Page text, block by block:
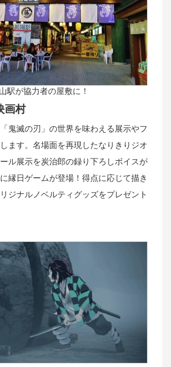
駅が協力者の屋敷に！
画村
鬼滅の刃」の世界を味わえる展示やフ
ます。名場面を再現したなりきりジオ
ル展示を炭治郎の録り下ろしボイスが
縁日ゲームが登場！得点に応じて描き
ジナルノベルティグッズをプレゼント